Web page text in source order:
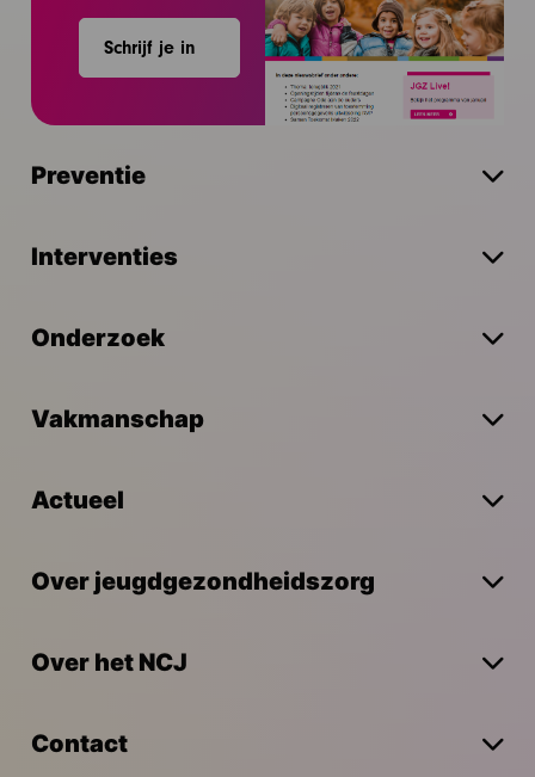
Schrijf je in
Preventie
Interventies
Onderzoek
Vakmanschap
Actueel
Over jeugdgezondheidszorg
Over het NCJ
Contact